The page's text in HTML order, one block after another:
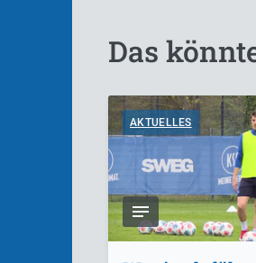
Das
AKTUELLES